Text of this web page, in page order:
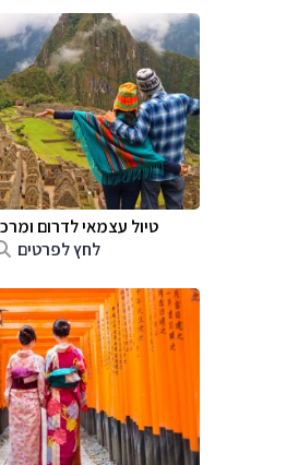
טיול עצמאי לדרום
לחץ לפרטים